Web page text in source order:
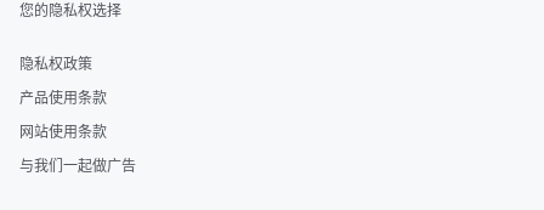
您的隐私权选择
隐私权政策
产品使用条款
网站使用条款
与我们一起做广告